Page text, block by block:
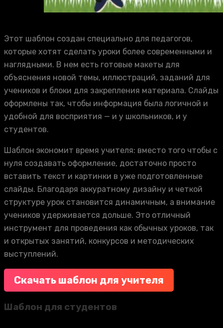
Этот шаблон создан специально для педагогов,
которые хотят сделать уроки более современными и
наглядными. В нем есть готовые макеты для
объяснения новой темы, иллюстраций, заданий для
учеников и блоки для закрепления материала. Слайды
оформлены так, чтобы информация была логичной и
удобной для восприятия — и у школьников, и у
студентов.
Шаблон экономит время учителя: вместо того чтобы с
нуля создавать оформление, достаточно просто
вставить текст и картинки в уже подготовленные
слайды. Благодаря аккуратному дизайну и четкой
структуре урок становится динамичным, а внимание
учеников удерживается дольше. Это отличный
инструмент для проведения как обычных уроков, так
и открытых занятий, конкурсов и методических
выступлений.
Скачать шаблон для учителя
Шаблон для студентов